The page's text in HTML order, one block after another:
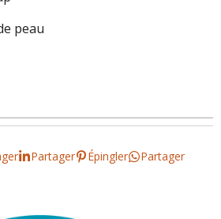
peau
Partager Épingler Partager